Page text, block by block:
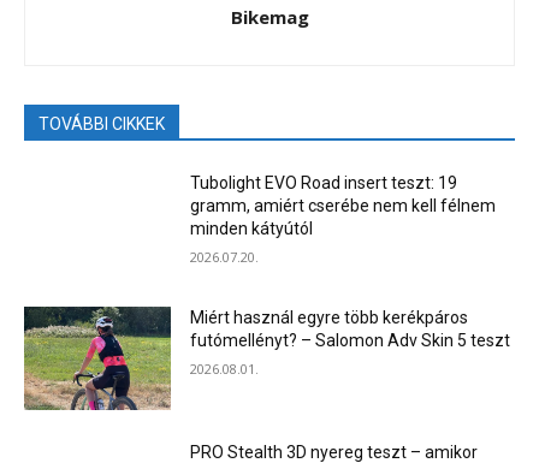
Bikemag
TOVÁBBI CIKKEK
Tubolight EVO Road insert teszt: 19
gramm, amiért cserébe nem kell félnem
minden kátyútól
2026.07.20.
Miért használ egyre több kerékpáros
futómellényt? – Salomon Adv Skin 5 teszt
2026.08.01.
PRO Stealth 3D nyereg teszt – amikor